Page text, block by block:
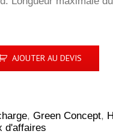
AJOUTER AU DEVIS
, Green Concept,
d'affaires